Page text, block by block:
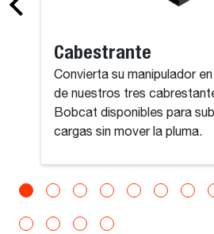
Cabestrante
Convierta su manipulador
de nuestros tres
Bobcat disponibles para
cargas sin mover la pluma.